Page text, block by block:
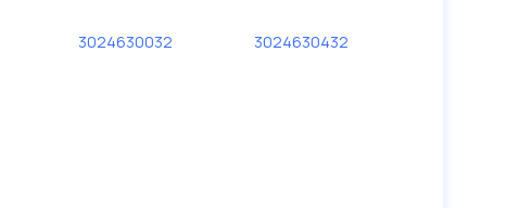
3024630032
3024630432